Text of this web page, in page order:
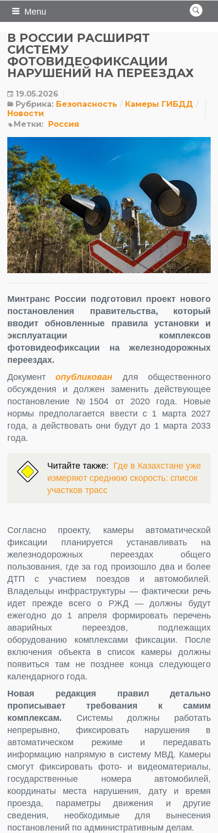
Menu
В РОССИИ РАСШИРЯТ
СИСТЕМУ
ФОТОВИДЕОФИКСАЦИИ
НАРУШЕНИЙ НА ПЕРЕЕЗДАХ
19.05.2026
Рубрика: Безопасность
Камеры ГИБДД
Новости
Метки: Россия
Минтранс России подготовил проект нового
постановления правительства, который
вводит обновленные правила установки и
эксплуатации комплексов
фотовидеофиксации на железнодорожных
переездах.
Документопубликован
для общественного
обсуждения и должен заменить действующее
постановление №1504 от 2020 года. Новые
нормы предполагается ввести с 1 марта 2027
года, а действовать они будут до 1 марта 2033
года.
Читайте также: Где в Казахстане уже
измеряют среднюю скорость: список
участков трасс
Согласно проекту, камеры автоматической
фиксации планируется устанавливать на
железнодорожных переездах общего
пользования, где за год произошло два и более
ДТП с участием поездов и автомобилей.
Владельцы инфраструктуры — фактически речь
идет прежде всего о РЖД — должны будут
ежегодно до 1 апреля формировать перечень
аварийных переездов, подлежащих
оборудованию комплексами фиксации. После
включения объекта в список камеры должны
появиться там не позднее конца следующего
календарного года.
Новая редакция правил детально
прописывает требования к самим
комплексам. Системы должны работать
непрерывно, фиксировать нарушения в
автоматическом режиме и передавать
информацию напрямую в систему МВД. Камеры
смогут фиксировать фото- и видеоматериалы,
государственные номера автомобилей,
координаты места нарушения, дату и время
проезда, параметры движения и другие
сведения, необходимые для вынесения
постановлений по административным делам.